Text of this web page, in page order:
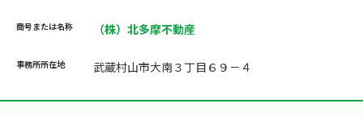
（株）北多摩不動産
武蔵村山市大南３丁目６９－４